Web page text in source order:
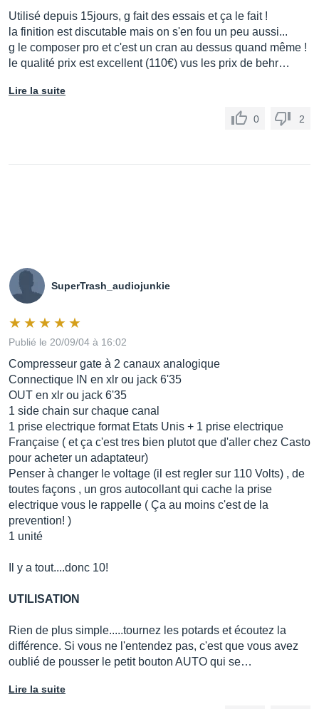
Utilisé depuis 15jours, g fait des essais et ça le fait !
la finition est discutable mais on s'en fou un peu aussi...
g le composer pro et c'est un cran au dessus quand même !
le qualité prix est excellent (110€) vus les prix de behr…
Lire la suite
0 2
SuperTrash_audiojunkie
Publié le 20/09/04 à 16:02
Compresseur gate à 2 canaux analogique
Connectique IN en xlr ou jack 6'35
OUT en xlr ou jack 6'35
1 side chain sur chaque canal
1 prise electrique format Etats Unis + 1 prise electrique
Française ( et ça c'est tres bien plutot que d'aller chez Casto
pour acheter un adaptateur)
Penser à changer le voltage (il est regler sur 110 Volts) , de
toutes façons , un gros autocollant qui cache la prise
electrique vous le rappelle ( Ça au moins c'est de la
prevention! )
1 unité
Il y a tout....donc 10!
UTILISATION
Rien de plus simple.....tournez les potards et écoutez la
différence. Si vous ne l'entendez pas, c'est que vous avez
oublié de pousser le petit bouton AUTO qui se…
Lire la suite